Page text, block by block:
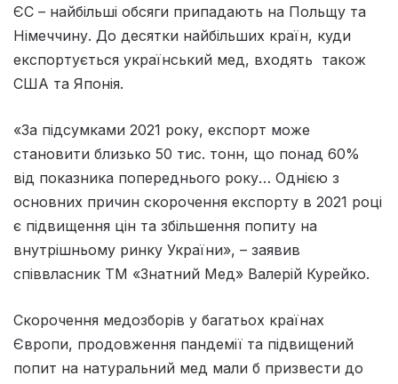
ЄС – найбільші обсяги припадають на Польщу та
Німеччину. До десятки найбільших країн, куди
експортується український мед, входять також
США та Японія.
«За підсумками 2021 року, експорт може
становити близько 50 тис. тонн, що понад 60%
від показника попереднього року… Однією з
основних причин скорочення експорту в 2021 році
є підвищення цін та збільшення попиту на
внутрішньому ринку України», – заявив
співвласник ТМ «Знатний Мед» Валерій Курейко.
Скорочення медозборів у багатьох країнах
Європи, продовження пандемії та підвищений
попит на натуральний мед мали б призвести до